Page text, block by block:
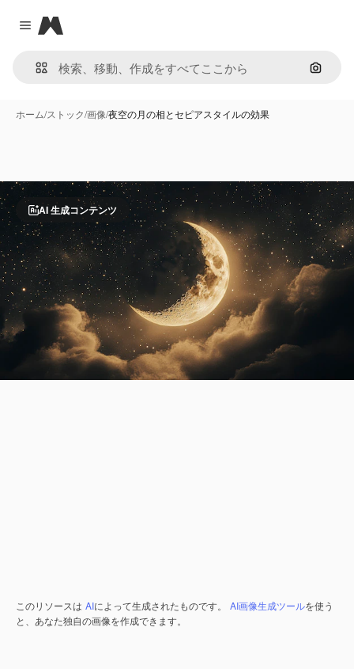
Close menu
Magnific
画像で
ホーム/ストック/画像/夜空の月の相とセピアスタイルの効果
AI 生成コンテンツ
このリソースは AIによって生成されたものです。 AI画像生成ツールを使う
と、あなた独自の画像を作成できます。